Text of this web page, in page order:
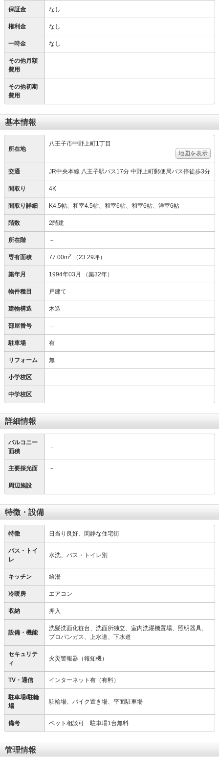
保証金 なし
権利金 なし
一時金 なし
その他月額
費用
その他初期
費用
基本情報
所在地
八王子市中野上町1丁目
地図を表示
交通 JR中央本線 八王子駅バス17分 中野上町郵便局バス停徒歩3分
間取り 4K
間取り詳細 K4.5帖、和室4.5帖、和室6帖、和室6帖、洋室6帖
階数 2階建
所在階 －
専有面積 77.00m2 （23.29坪）
築年月 1994年03月 （築32年）
物件種目 戸建て
建物構造 木造
部屋番号 －
駐車場 有
リフォーム 無
小学校区
中学校区
詳細情報
バルコニー
面積
－
主要採光面 －
周辺施設
特徴・設備
特徴 日当り良好、閑静な住宅街
バス・トイ
レ
水洗、バス・トイレ別
キッチン 給湯
冷暖房 エアコン
収納 押入
設備・機能
洗髪洗面化粧台、洗面所独立、室内洗濯機置場、照明器具、
プロパンガス、上水道、下水道
セキュリテ
ィ
火災警報器（報知機）
TV・通信 インターネット有（有料）
駐車場/駐輪
場
駐輪場、バイク置き場、平面駐車場
備考 ペット相談可 駐車場1台無料
管理情報